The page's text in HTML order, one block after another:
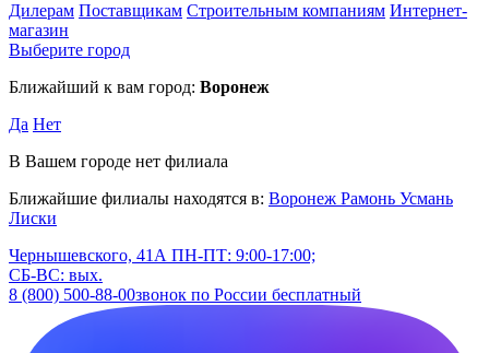
Дилерам Поставщикам Строительным компаниям Интернет-
магазин
Выберите город
Ближайший к вам город: Воронеж
Да Нет
В Вашем городе нет филиала
Ближайшие филиалы находятся в: Воронеж Рамонь Усмань
Лиски
Чернышевского, 41А ПН-ПТ: 9:00-17:00;
СБ-ВС: вых.
8 (800) 500-88-00звонок по России бесплатный